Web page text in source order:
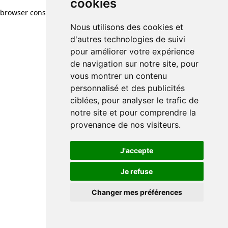
cookies
Nous utilisons des cookies et
d'autres technologies de suivi
pour améliorer votre expérience
de navigation sur notre site, pour
vous montrer un contenu
personnalisé et des publicités
ciblées, pour analyser le trafic de
notre site et pour comprendre la
provenance de nos visiteurs.
J'accepte
Je refuse
Changer mes préférences
browser console for more information)